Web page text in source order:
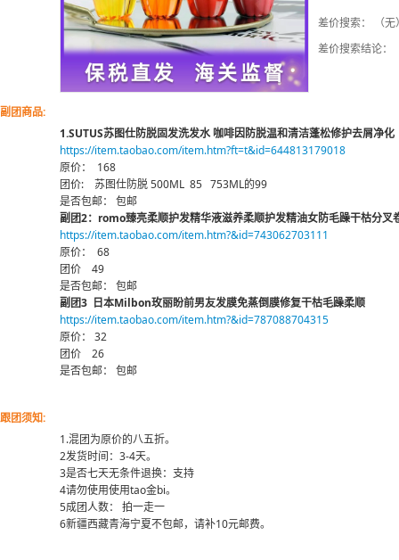
差价搜索： （无
差价搜索结论：
副团商品:
1.SUTUS苏图仕防脱固发洗发水 咖啡因防脱温和清洁蓬松修护去屑净化
https://item.taobao.com/item.htm?ft=t&id=644813179018
原价： 168
团价: 苏图仕防脱 500ML 85 753ML的99
是否包邮： 包邮
副团2：romo臻亮柔顺护发精华液滋养柔顺护发精油女防毛躁干枯分叉
https://item.taobao.com/item.htm?&id=743062703111
原价： 68
团价 49
是否包邮： 包邮
副团3 日本Milbon玫丽盼前男友发膜免蒸倒膜修复干枯毛躁柔顺
https://item.taobao.com/item.htm?&id=787088704315
原价： 32
团价 26
是否包邮： 包邮
跟团须知:
1.混团为原价的八五折。
2发货时间：3-4天。
3是否七天无条件退换：支持
4请勿使用使用tao金bi。
5成团人数： 拍一走一
6新疆西藏青海宁夏不包邮，请补10元邮费。